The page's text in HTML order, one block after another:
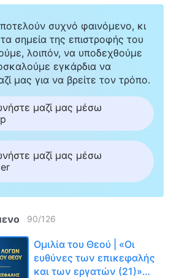
συχνό φαινόμενο, κι
σημεία της επιστροφής του
λοιπόν, να υποδεχθούμε
εγκάρδια να
μας για να βρείτε τον τρόπο.
μαζί μας μέσω
μαζί μας μέσω
90/126
Ομιλία του Θεού | «Οι
ευθύνες των επικεφαλής
και των εργατών (21)»